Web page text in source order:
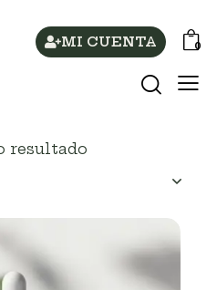
MI CUENTA 0
resultado